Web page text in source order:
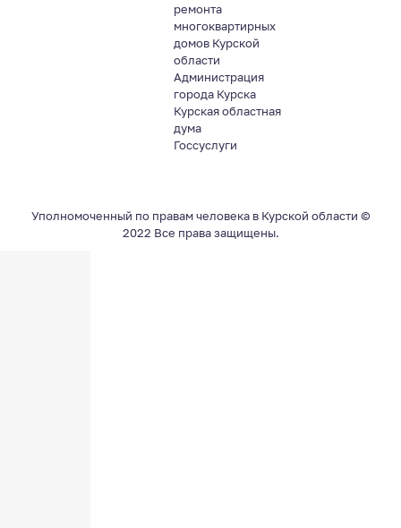
ремонта
многоквартирных
домов Курской
области
Администрация
города Курска
Курская областная
дума
Госсуслуги
Уполномоченный по правам человека в Курской области ©
2022 Все права защищены.